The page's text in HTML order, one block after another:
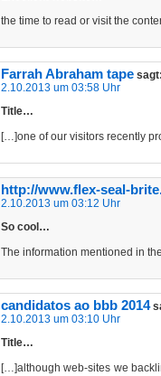
the time to read or visit the
Farrah Abraham tape
2.10.2013 um 03:58 Uhr
Title…
[…]one of our visitors recently
http://www.flex-seal-
2.10.2013 um 03:12 Uhr
So cool…
The information mentioned in
candidatos ao bbb 2014
2.10.2013 um 03:10 Uhr
Title…
[…]although web-sites we